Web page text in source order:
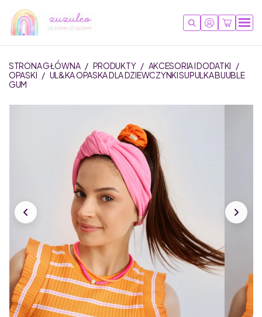
STRONA GŁÓWNA / PRODUKTY / AKCESORIA I DODATKI /
OPASKI / UL&KA OPASKA DLA DZIEWCZYNKI SUPULKA BUUBLE
GUM